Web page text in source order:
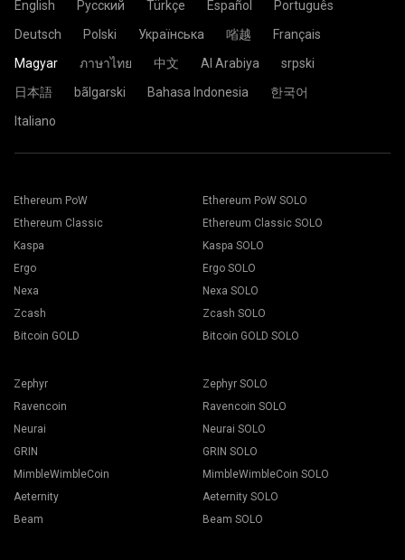
English Русский Türkçe Español
Português
Deutsch
Polski Українська 㗂越
Français
Magyar
ภาษาไทย 中文 Al Arabiya
srpski
日本語
bãlgarski Bahasa Indonesia
한국어
Italiano
Ethereum PoW
Ethereum Classic
Kaspa
Ergo
Nexa
Zcash
Bitcoin GOLD
Ethereum PoW SOLO
Ethereum Classic SOLO
Kaspa SOLO
Ergo SOLO
Nexa SOLO
Zcash SOLO
Bitcoin GOLD SOLO
Zephyr
Ravencoin
Neurai
GRIN
MimbleWimbleCoin
Aeternity
Beam
Zephyr SOLO
Ravencoin SOLO
Neurai SOLO
GRIN SOLO
MimbleWimbleCoin SOLO
Aeternity SOLO
Beam SOLO